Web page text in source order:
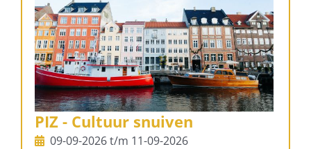
PIZ - Cultuur snuiven
09-09-2026 t/m 11-09-2026